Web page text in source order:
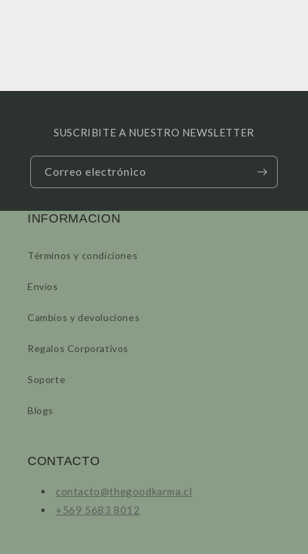
SUSCRIBITE A NUESTRO NEWSLETTER
Correo electrónico
INFORMACION
Términos y condiciones
Envíos
Cambios y devoluciones
Regalos Corporativos
Soporte
Blogs
CONTACTO
contacto@thegoodkarma.cl
+569 5683 8012